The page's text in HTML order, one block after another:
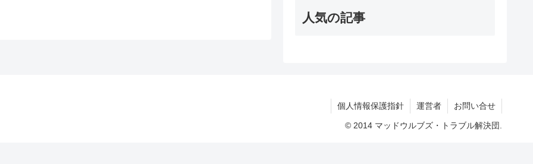
人気の記事
個人情報保護指針 運営者 お問い合せ
© 2014 マッドウルブズ・トラブル解決団.